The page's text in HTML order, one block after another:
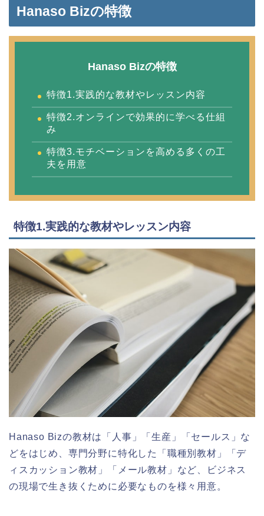
Hanaso Bizの特徴
Hanaso Bizの特徴
特徴1.実践的な教材やレッスン内容
特徴2.オンラインで効果的に学べる仕組
み
特徴3.モチベーションを高める多くの工
夫を用意
特徴1.実践的な教材やレッスン内容
Hanaso Bizの教材は「人事」「生産」「セールス」な
どをはじめ、専門分野に特化した「職種別教材」「デ
ィスカッション教材」「メール教材」など、ビジネス
の現場で生き抜くために必要なものを様々用意。